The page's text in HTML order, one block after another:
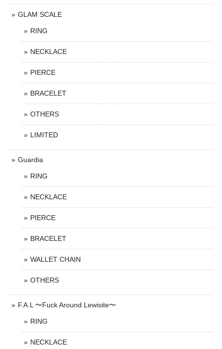
GLAM SCALE
RING
NECKLACE
PIERCE
BRACELET
OTHERS
LIMITED
Guardia
RING
NECKLACE
PIERCE
BRACELET
WALLET CHAIN
OTHERS
F.A.L 〜Fuck Around Lewisite〜
RING
NECKLACE